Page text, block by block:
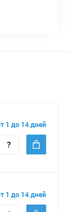
1 до 14 дней
1 до 14 дней